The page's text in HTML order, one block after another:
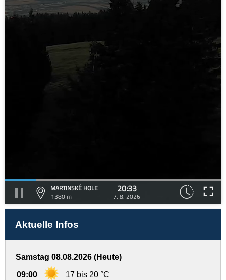
MARTINSKÉ HOLE
1380 m
20:33
7. 8. 2026
Aktuelle Infos
Samstag 08.08.2026 (Heute)
09:00 17 bis 20 °C